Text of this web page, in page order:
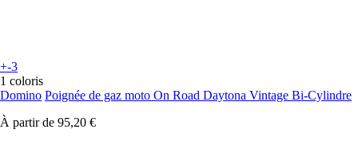
+-3
1 coloris
Domino Poignée de gaz moto On Road Daytona Vintage Bi-Cylindre
À partir de 95,20 €